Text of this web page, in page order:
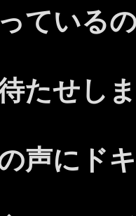
ている
待たせし
声にド